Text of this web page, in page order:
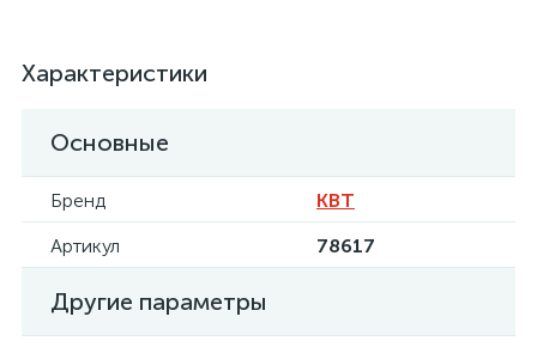
Характеристики
Основные
Бренд
КВТ
Артикул
78617
Другие параметры